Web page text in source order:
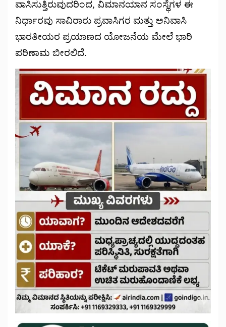
ವಾಸಿಸುತ್ತಿರುವುದರಿಂದ, ವಿಮಾನಯಾನ ಸಂಸ್ಥೆಗಳ ಈ
ನಿರ್ಧಾರವು ಸಾವಿರಾರು ಪ್ರವಾಸಿಗರ ಮತ್ತು ಅನಿವಾಸಿ
ಭಾರತೀಯರ ಪ್ರಯಾಣದ ಯೋಜನೆಯ ಮೇಲೆ ಭಾರಿ
ಪರಿಣಾಮ ಬೀರಲಿದೆ.